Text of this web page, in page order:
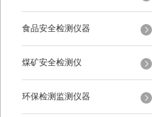
食品安全检测仪器
煤矿安全检测仪
环保检测监测仪器